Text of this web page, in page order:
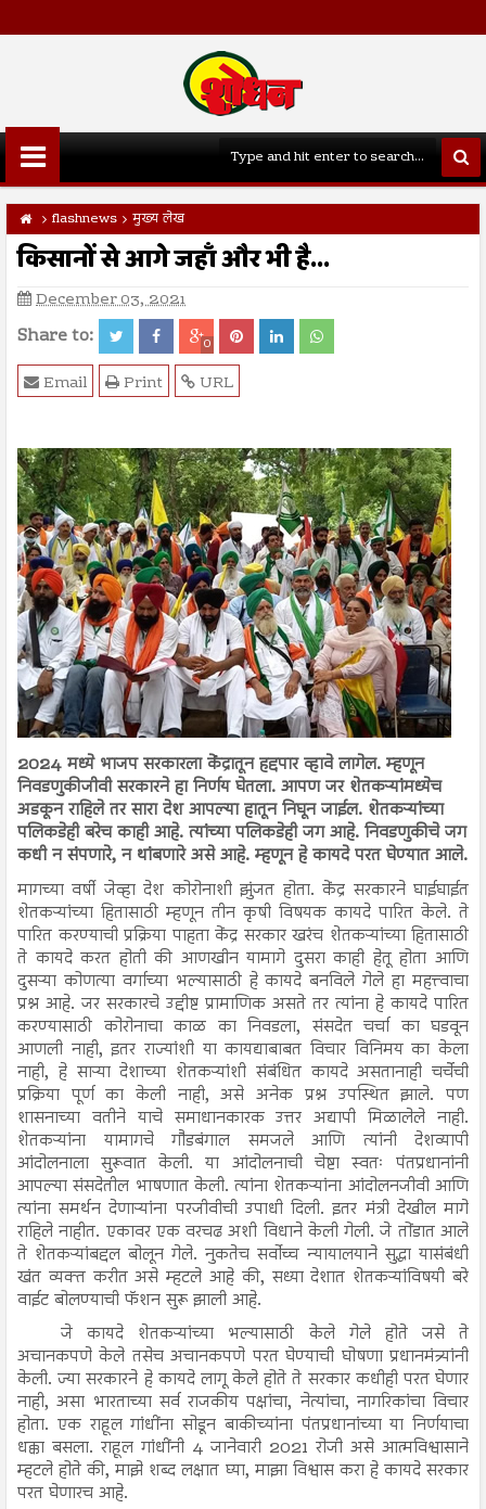
flashnews मुख्य लेख
किसानों से आगे जहाँ और भी है...
December 03, 2021
Share to: 0
URL
Print
Email
2024 मध्ये भाजप सरकारला केंद्रातून हद्दपार व्हावे लागेल. म्हणून
निवडणुकीजीवी सरकारने हा निर्णय घेतला. आपण जर शेतकऱ्यांमध्येच
अडकून राहिले तर सारा देश आपल्या हातून निघून जाईल. शेतकऱ्यांच्या
पलिकडेही बरेच काही आहे. त्यांच्या पलिकडेही जग आहे. निवडणुकीचे जग
कधी न संपणारे, न थांबणारे असे आहे. म्हणून हे कायदे परत घेण्यात आले.
मागच्या वर्षी जेव्हा देश कोरोनाशी झुंजत होता. केंद्र सरकारने घाईघाईत
शेतकऱ्यांच्या हितासाठी म्हणून तीन कृषी विषयक कायदे पारित केले. ते
पारित करण्याची प्रक्रिया पाहता केंद्र सरकार खरंच शेतकऱ्यांच्या हितासाठी
ते कायदे करत होती की आणखीन यामागे दुसरा काही हेतू होता आणि
दुसऱ्या कोणत्या वर्गाच्या भल्यासाठी हे कायदे बनविले गेले हा महत्त्वाचा
प्रश्न आहे. जर सरकारचे उद्दीष्ट प्रामाणिक असते तर त्यांना हे कायदे पारित
करण्यासाठी कोरोनाचा काळ का निवडला, संसदेत चर्चा का घडवून
आणली नाही, इतर राज्यांशी या कायद्याबाबत विचार विनिमय का केला
नाही, हे साऱ्या देशाच्या शेतकऱ्यांशी संबंधित कायदे असतानाही चर्चेची
प्रक्रिया पूर्ण का केली नाही, असे अनेक प्रश्न उपस्थित झाले. पण
शासनाच्या वतीने याचे समाधानकारक उत्तर अद्यापी मिळालेले नाही.
शेतकऱ्यांना यामागचे गौडबंगाल समजले आणि त्यांनी देशव्यापी
आंदोलनाला सुरूवात केली. या आंदोलनाची चेष्टा स्वतः पंतप्रधानांनी
आपल्या संसदेतील भाषणात केली. त्यांना शेतकऱ्यांना आंदोलनजीवी आणि
त्यांना समर्थन देणाऱ्यांना परजीवीची उपाधी दिली. इतर मंत्री देखील मागे
राहिले नाहीत. एकावर एक वरचढ अशी विधाने केली गेली. जे तोंडात आले
ते शेतकऱ्यांबद्दल बोलून गेले. नुकतेच सर्वोच्च न्यायालयाने सुद्धा यासंबंधी
खंत व्यक्त करीत असे म्हटले आहे की, सध्या देशात शेतकऱ्यांविषयी बरे
वाईट बोलण्याची फॅशन सुरू झाली आहे.
जे कायदे शेतकऱ्यांच्या भल्यासाठी केले गेले होते जसे ते
अचानकपणे केले तसेच अचानकपणे परत घेण्याची घोषणा प्रधानमंत्र्यांनी
केली. ज्या सरकारने हे कायदे लागू केले होते ते सरकार कधीही परत घेणार
नाही, असा भारताच्या सर्व राजकीय पक्षांचा, नेत्यांचा, नागरिकांचा विचार
होता. एक राहूल गांधींना सोडून बाकीच्यांना पंतप्रधानांच्या या निर्णयाचा
धक्का बसला. राहूल गांधींनी 4 जानेवारी 2021 रोजी असे आत्मविश्वासाने
म्हटले होते की, माझे शब्द लक्षात घ्या, माझा विश्वास करा हे कायदे सरकार
परत घेणारच आहे.